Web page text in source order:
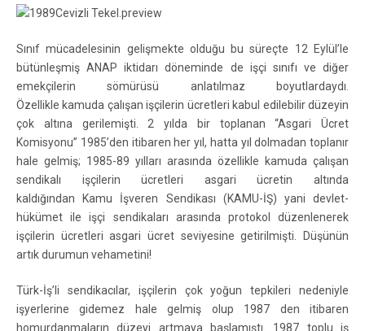
Sınıf mücadelesinin gelişmekte olduğu bu süreçte 12 Eylül’le
bütünleşmiş ANAP iktidarı döneminde de işçi sınıfı ve diğer
emekçilerin sömürüsü anlatılmaz boyutlardaydı.
Özellikle kamuda çalışan işçilerin ücretleri kabul edilebilir düzeyin
çok altına gerilemişti. 2 yılda bir toplanan “Asgari Ücret
Komisyonu” 1985’den itibaren her yıl, hatta yıl dolmadan toplanır
hale gelmiş; 1985-89 yılları arasında özellikle kamuda çalışan
sendikalı işçilerin ücretleri asgari ücretin altında
kaldığından Kamu İşveren Sendikası (KAMU-İŞ) yani devlet-
hükümet ile işçi sendikaları arasında protokol düzenlenerek
işçilerin ücretleri asgari ücret seviyesine getirilmişti. Düşünün
artık durumun vehametini!
Türk-İş’li sendikacılar, işçilerin çok yoğun tepkileri nedeniyle
işyerlerine gidemez hale gelmiş olup 1987 den itibaren
homurdanmaların düzeyi artmaya başlamıştı. 1987 toplu iş